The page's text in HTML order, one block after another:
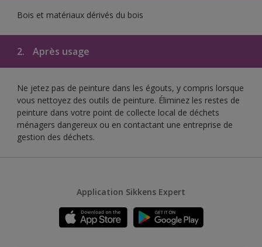
Bois et matériaux dérivés du bois
2. Après usage
Ne jetez pas de peinture dans les égouts, y compris lorsque
vous nettoyez des outils de peinture. Éliminez les restes de
peinture dans votre point de collecte local de déchets
ménagers dangereux ou en contactant une entreprise de
gestion des déchets.
Application Sikkens Expert